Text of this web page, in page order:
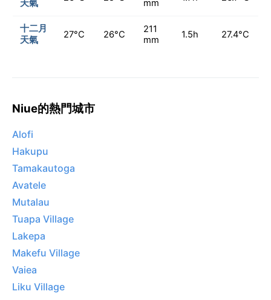
天氣
mm
十二月
天氣
27°C 26°C
211
mm
1.5h 27.4°C
Niue的熱門城市
Alofi
Hakupu
Tamakautoga
Avatele
Mutalau
Tuapa Village
Lakepa
Makefu Village
Vaiea
Liku Village